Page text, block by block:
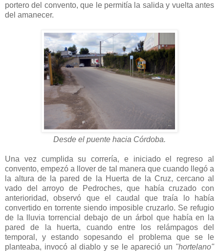
portero del convento, que le permitía la salida y vuelta antes
del amanecer.
Desde el puente hacia Córdoba.
Una vez cumplida su correría, e iniciado el regreso al
convento, empezó a llover de tal manera que cuando llegó a
la altura de la pared de la Huerta de la Cruz, cercano al
vado del arroyo de Pedroches, que había cruzado con
anterioridad, observó que el caudal que traía lo había
convertido en torrente siendo imposible cruzarlo. Se refugio
de la lluvia torrencial debajo de un árbol que había en la
pared de la huerta, cuando entre los relámpagos del
temporal, y estando sopesando el problema que se le
planteaba, invocó al diablo y se le apareció un "hortelano"